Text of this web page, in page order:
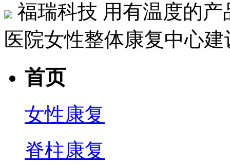
福瑞科技 用有温度的
医院女性整体康复中心
首页
女性康复
脊柱康复